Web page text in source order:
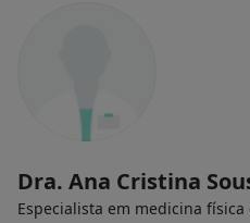
Dra. Ana Cristina
Especialista em medicina